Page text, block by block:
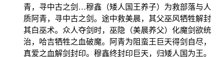
青，寻中古之剑…穆鑫（矮人国王养子）为救部落与人
质阿青，寻中古之剑。途中救美晨，其父巫风牺牲解封
其白巫术。众人夺剑时，巫隐（美晨养父）化魔剑欲统
治，哈吉牺牲之血破魔。阿青为阻蛮王巨天得剑自尽，
真爱之血解剑封印。穆鑫终封印巨天，归矮人国为王。